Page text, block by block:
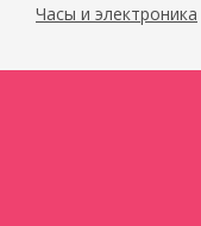
Часы и электроника